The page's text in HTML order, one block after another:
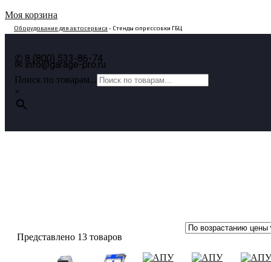
Моя корзина
Оборудование для автосервиса - Стенды опрессовки ГБЦ
✆ 8 (800) 533-86-74
✉ info@garage-pro.ru
Поиск по товарам...
×
Представлено 13 товаров